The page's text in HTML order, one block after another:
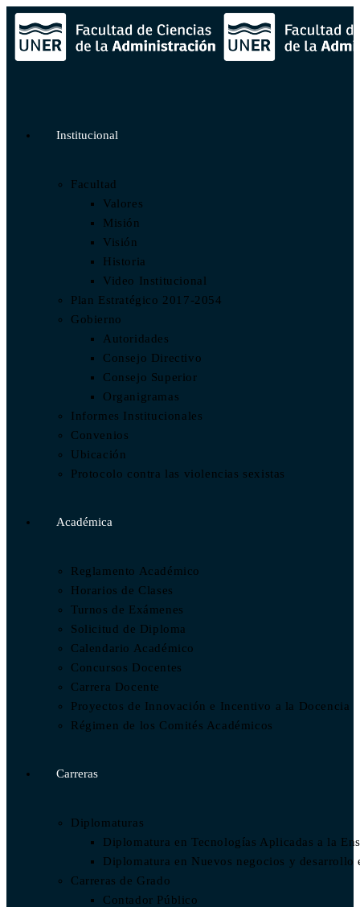
Institucional
Facultad
Valores
Misión
Visión
Historia
Video Institucional
Plan Estratégico 2017-2054
Gobierno
Autoridades
Consejo Directivo
Consejo Superior
Organigramas
Informes Institucionales
Convenios
Ubicación
Protocolo contra las violencias sexistas
Académica
Reglamento Académico
Horarios de Clases
Turnos de Exámenes
Solicitud de Diploma
Calendario Académico
Concursos Docentes
Carrera Docente
Proyectos de Innovación e Incentivo a la Docencia
Régimen de los Comités Académicos
Carreras
Diplomaturas
Diplomatura en Tecnologías Aplicadas a la
Diplomatura en Nuevos negocios y desarrollo
Carreras de Grado
Contador Público